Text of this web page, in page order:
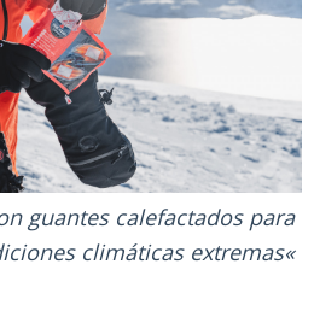
guantes calefactados para
climáticas extremas